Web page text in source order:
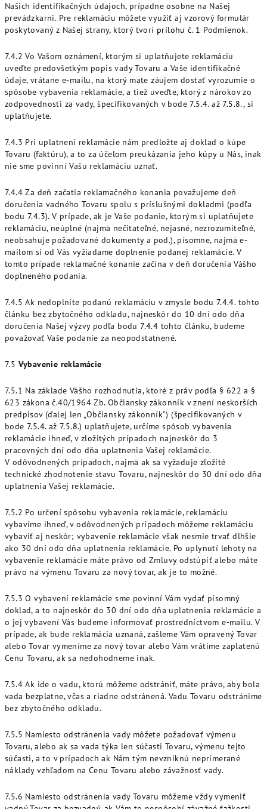
Našich identifikačných údajoch, prípadne osobne na Našej
prevádzkarni. Pre reklamáciu môžete využiť aj vzorový formulár
poskytovaný z Našej strany, ktorý tvorí prílohu č. 1 Podmienok.
7.4.2 Vo Vašom oznámení, ktorým si uplatňujete reklamáciu
uveďte predovšetkým popis vady Tovaru a Vaše identifikačné
údaje, vrátane e-mailu, na ktorý mate záujem dostať vyrozumie o
spôsobe vybavenia reklamácie, a tiež uveďte, ktorý z nárokov zo
zodpovednosti za vady, špecifikovaných v bode7.5.4. až7.5.8., si
uplatňujete.
7.4.3 Pri uplatnení reklamácie nám predložte aj doklad o kúpe
Tovaru (faktúru), a to za účelom preukázania jeho kúpy u Nás, inak
nie sme povinní Vašu reklamáciu uznať.
7.4.4 Za deň začatia reklamačného konania považujeme deň
doručenia vadného Tovaru spolu s príslušnými dokladmi (podľa
bodu 7.4.3). V prípade, ak je Vaše podanie, ktorým si uplatňujete
reklamáciu, neúplné (najmä nečitateľné, nejasné, nezrozumiteľné,
neobsahuje požadované dokumenty a pod.), písomne, najmä e-
mailom si od Vás vyžiadame doplnenie podanej reklamácie. V
tomto prípade reklamačné konanie začína v deň doručenia Vášho
doplneného podania.
7.4.5 Ak nedoplníte podanú reklamáciu v zmysle bodu 7.4.4. tohto
článku bez zbytočného odkladu, najneskôr do 10 dní odo dňa
doručenia Našej výzvy podľa bodu7.4.4 tohto článku, budeme
považovať Vaše podanie za neopodstatnené.
7.5 Vybavenie reklamácie
7.5.1 Na základe Vášho rozhodnutia, ktoré z práv podľa § 622 a §
623 zákona č.40/1964 Zb. Občiansky zákonník v znení neskorších
predpisov (ďalej len „Občiansky zákonník“) (špecifikovaných v
bode 7.5.4. až 7.5.8.) uplatňujete, určíme spôsob vybavenia
reklamácie ihneď, v zložitých prípadoch najneskôr do 3
pracovných dní odo dňa uplatnenia Vašej reklamácie.
V odôvodnených prípadoch, najmä ak sa vyžaduje zložité
technické zhodnotenie stavu Tovaru, najneskôr do 30 dní odo dňa
uplatnenia Vašej reklamácie.
7.5.2 Po určení spôsobu vybavenia reklamácie, reklamáciu
vybavíme ihneď, v odôvodnených prípadoch môžeme reklamáciu
vybaviť aj neskôr; vybavenie reklamácie však nesmie trvať dlhšie
ako 30 dní odo dňa uplatnenia reklamácie. Po uplynutí lehoty na
vybavenie reklamácie máte právo od Zmluvy odstúpiť alebo máte
právo na výmenu Tovaru za nový tovar, ak je to možné.
7.5.3 O vybavení reklamácie sme povinní Vám vydať písomný
doklad, a to najneskôr do 30 dní odo dňa uplatnenia reklamácie a
o jej vybavení Vás budeme informovať prostredníctvom e-mailu. V
prípade, ak bude reklamácia uznaná, zašleme Vám opravený Tovar
alebo Tovar vymeníme za nový tovar alebo Vám vrátime zaplatenú
Cenu Tovaru, ak sa nedohodneme inak.
7.5.4 Ak ide o vadu, ktorú môžeme odstrániť, máte právo, aby bola
vada bezplatne, včas a riadne odstránená. Vadu Tovaru odstránime
bez zbytočného odkladu.
7.5.5 Namiesto odstránenia vady môžete požadovať výmenu
Tovaru, alebo ak sa vada týka len súčasti Tovaru, výmenu tejto
súčasti, a to v prípadoch ak Nám tým nevzniknú neprimerané
náklady vzhľadom na Cenu Tovaru alebo závažnosť vady.
7.5.6 Namiesto odstránenia vady Tovaru môžeme vždy vymeniť